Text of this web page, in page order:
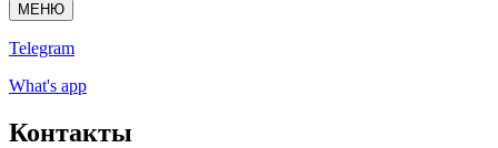
МЕНЮ
Telegram
What's app
Контакты